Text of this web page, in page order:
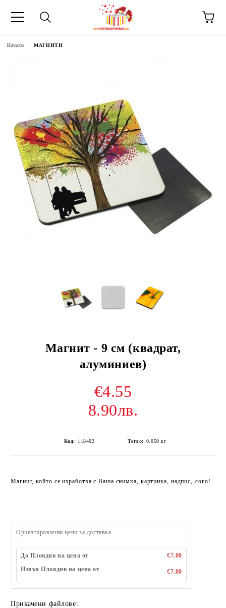
Начало МАГНИТИ
Магнит - 9 см (квадрат,
алуминиев)
€4.55
8.90лв.
Код: 118402 Тегло: 0.050 кг
Магнит, който се изработва с Ваша снимка, картинка, надпис, лого!
Ориентировъчни цени за доставка
До Пловдив на цена от
€7.00
Извън Пловдив на цена от
€7.00
Прикачени файлове: